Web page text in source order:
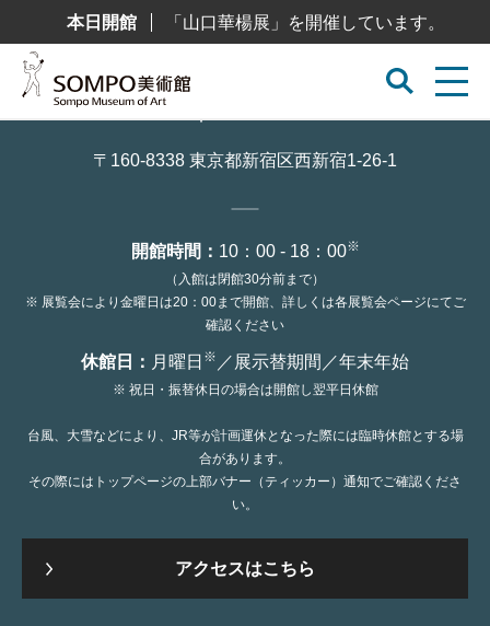
テ
本日開館 「山口華楊展」を開催しています。
〒160-8338 東京都新宿区西新宿1-26-1
開館時間： 10：00 - 18：00※
（入館は閉館30分前まで）
※ 展覧会により金曜日は20：00まで開館、詳しくは各展覧会ページにてご
確認ください
休館日： 月曜日 ※ ／展示替期間／年末年始
※ 祝日・振替休日の場合は開館し翌平日休館
台風、大雪などにより、JR等が計画運休となった際には臨時休館とする場
合があります。
その際にはトップページの上部バナー（ティッカー）通知でご確認くださ
い。
アクセスはこちら